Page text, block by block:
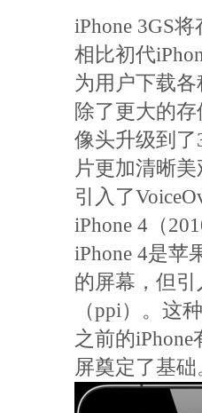
iPhone 3GS
相比初代
为用户下载
除了更大的
像头升级到
片更加清晰
引入了
iPhone 4（
iPhone 4是苹
的屏幕，但
（ppi）。这
之前的
屏奠定了基础